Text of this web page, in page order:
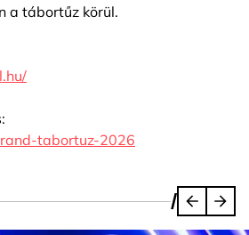
a tábortűz körül.
tabortuz-2026
/